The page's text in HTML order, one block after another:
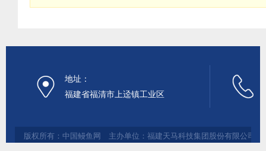
地址：
福建省福清市上迳镇工业区
版权所有：中国鳗鱼网 主办单位：福建天马科技集团股份有限公司